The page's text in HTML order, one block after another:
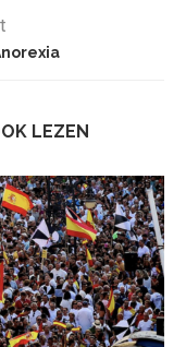
LEZEN